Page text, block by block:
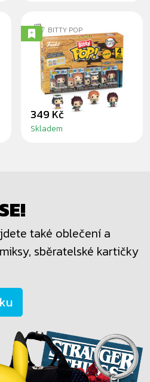
BITTY POP
TANJIRO DEMON
SLAYER 4PK
BITTY POP
349 Kč
Skladem
také oblečení a
sběratelské kartičky